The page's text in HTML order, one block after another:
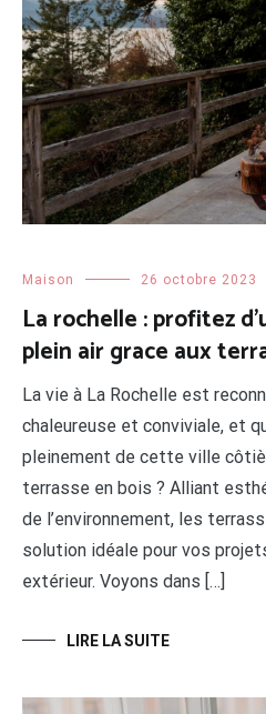
Maison 26 octobre 2023
La rochelle : profitez
plein air grace aux
La vie à La Rochelle est
chaleureuse et conviviale, et
pleinement de cette ville
terrasse en bois ? Alliant
de l’environnement, les
solution idéale pour vos
extérieur. Voyons dans […]
LIRE LA SUITE